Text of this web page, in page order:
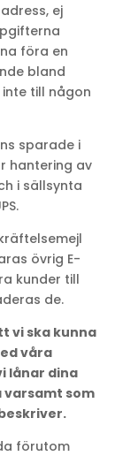
ej
föra en
bland
till någon
sparade i
hantering av
i sällsynta
övrig E-
kunder till
de.
vi ska kunna
våra
lånar dina
som
förutom